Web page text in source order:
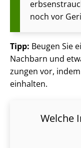
noch vor
Tipp: Beugen Sie
Nachbarn und
zun­gen vor,
einhalten.
Welche